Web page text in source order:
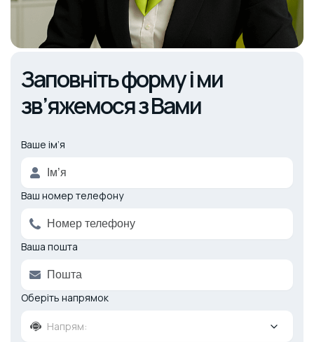
Заповніть форму і ми
зв’яжемося з Вами
Ваше ім’я
Ваш номер телефону
Ваша пошта
Оберіть напрямок
Напрям:
Alternative: